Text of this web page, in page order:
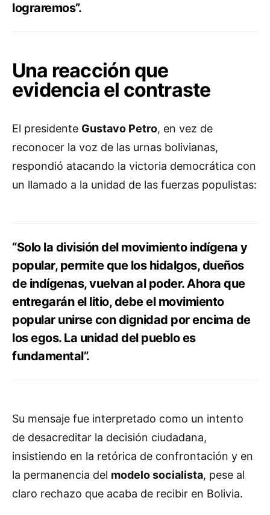
lograremos”.
Una reacción que
evidencia el contraste
El presidente Gustavo Petro, en vez de
reconocer la voz de las urnas bolivianas,
respondió atacando la victoria democrática con
un llamado a la unidad de las fuerzas populistas:
“Solo la división del movimiento indígena y
popular, permite que los hidalgos, dueños
de indígenas, vuelvan al poder. Ahora que
entregarán el litio, debe el movimiento
popular unirse con dignidad por encima de
los egos. La unidad del pueblo es
fundamental”.
Su mensaje fue interpretado como un intento
de desacreditar la decisión ciudadana,
insistiendo en la retórica de confrontación y en
la permanencia del modelo socialista, pese al
claro rechazo que acaba de recibir en Bolivia.